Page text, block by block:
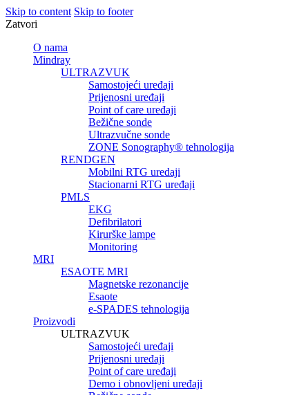
Skip to content Skip to footer
Zatvori
O nama
Mindray
ULTRAZVUK
Samostojeći uređaji
Prijenosni uređaji
Point of care uređaji
Bežične sonde
Ultrazvučne sonde
ZONE Sonography® tehnologija
RENDGEN
Mobilni RTG uredaji
Stacionarni RTG uređaji
PMLS
EKG
Defibrilatori
Kirurške lampe
Monitoring
MRI
ESAOTE MRI
Magnetske rezonancije
Esaote
e-SPADES tehnologija
Proizvodi
ULTRAZVUK
Samostojeći uređaji
Prijenosni uređaji
Point of care uređaji
Demo i obnovljeni uređaji